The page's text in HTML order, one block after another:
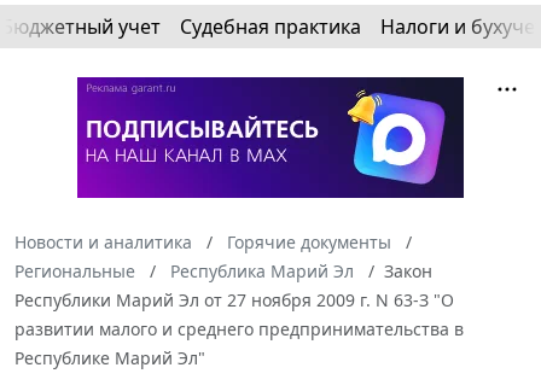
Бюджетный учет Судебная практика Налоги и
Новости и аналитика
Горячие документы
Региональные
Республика Марий Эл
Закон
Республики Марий Эл от 27 ноября 2009 г. N 63-З "О
развитии малого и среднего предпринимательства в
Республике Марий Эл"